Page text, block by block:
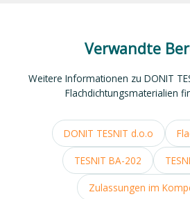
Verwandte
Weitere Informationen zu DONIT
Flachdichtungsmaterialien
DONIT TESNIT d.o.o
TESNIT BA-202
Zulassungen im